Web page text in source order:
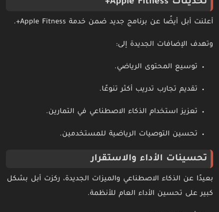
تحديثات Apple Fitness+
أعلنت أبل أيضًا عن برنامج جديد ضمن خدمة Apple Fitness+.
وتهدف الإضافات الجديدة إلى:
توسيع المحتوى الرياضي.
تقديم تجارب تدريب أكثر تنوعًا.
تعزيز استخدام الذكاء الاصطناعي في التمارين.
تحسين التوصيات الرياضية للمستخدمين.
تحسينات الأداء والاستقرار
بعيدًا عن الذكاء الاصطناعي والميزات الجديدة، ركزت أبل بشكل
كبير على تحسين الأداء العام للأنظمة.